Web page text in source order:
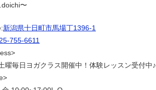
〜
新潟県十日町市馬場丁1396-1
755-6611
曜毎日ヨガクラス開催中！体験レッスン受付中♪